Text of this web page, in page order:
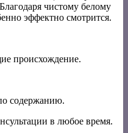
чистому белому
эффектно смотрится.
происхождение.
содержанию.
в любое время.